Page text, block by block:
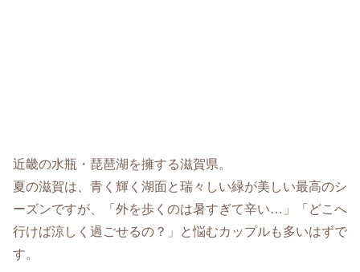
近畿の水瓶・琵琶湖を擁する滋賀県。
夏の滋賀は、青く輝く湖面と瑞々しい緑が美しい最高のシ
ーズンですが、「外を歩くのは暑すぎて辛い…」「どこへ
行けば涼しく過ごせるの？」と悩むカップルも多いはずで
す。